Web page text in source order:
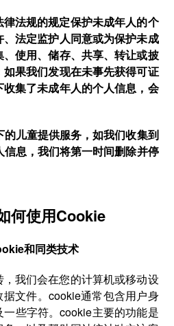
法规的规定保护未成年人的个
法定监护人同意或为保护未成
使用、储存、共享、转让或披
果我们发现在未事先获得可证
集了未成年人的个人信息，会
儿童提供服务，如我们收集到
息，我们将第一时间删除并停
何使用Cookie
和同类技术
我们会在您的计算机或移动设
文件。cookie通常包含用户身
些字符。cookie主要的功能是